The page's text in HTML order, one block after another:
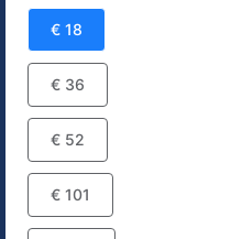
€ 18
€ 36
€ 52
€ 101